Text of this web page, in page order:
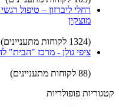
רחלי ליברזון – טיפול
מוצקין
(1324 לקוחות מתעניינים)
ציפי גולן - מרכז "הבית"
(88 לקוחות מתעניינים)
קטגוריות פופולריות